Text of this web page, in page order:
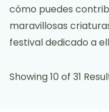
cómo puedes
maravillosas
festival dedicado a
Showing 10 of 31